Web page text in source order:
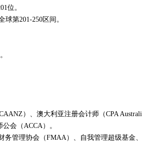
位。
第201-250区间。
）、澳大利亚注册会计师（CPA
会（ACCA）。
务管理协会（FMAA）、自我管理超级基金